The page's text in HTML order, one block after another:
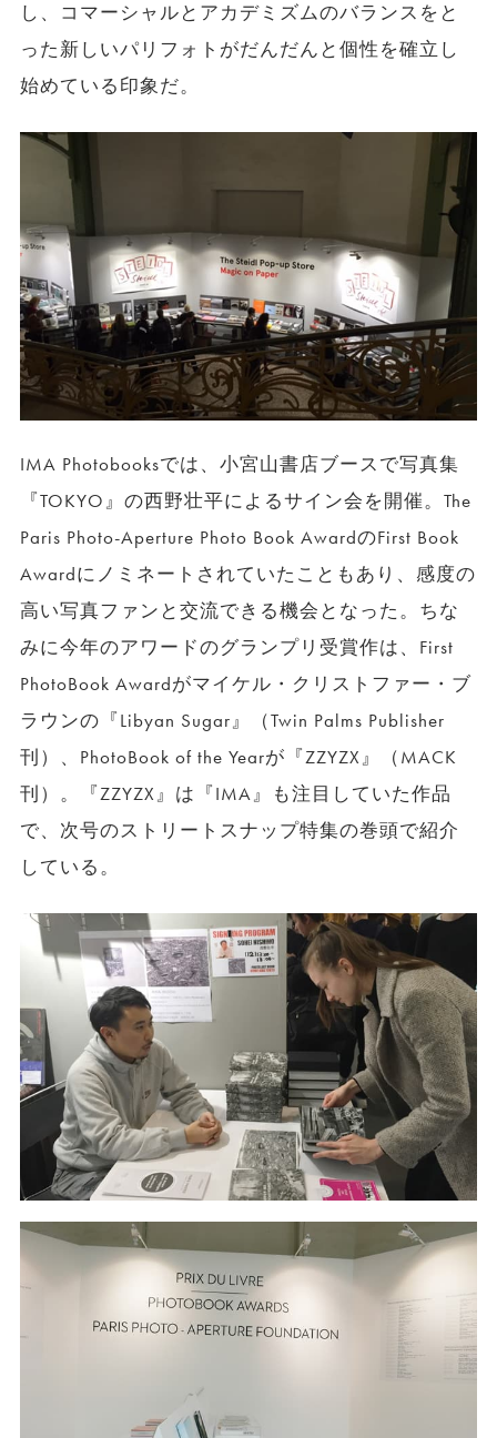
し、コマーシャルとアカデミズムのバランスをと
った新しいパリフォトがだんだんと個性を確立し
始めている印象だ。
IMA Photobooksでは、小宮山書店ブースで写真集
『TOKYO』の西野壮平によるサイン会を開催。The
Paris Photo-Aperture Photo Book AwardのFirst Book
Awardにノミネートされていたこともあり、感度の
高い写真ファンと交流できる機会となった。ちな
みに今年のアワードのグランプリ受賞作は、First
PhotoBook Awardがマイケル・クリストファー・ブ
ラウンの『Libyan Sugar』（Twin Palms Publisher
刊）、PhotoBook of the Yearが『ZZYZX』（MACK
刊）。『ZZYZX』は『IMA』も注目していた作品
で、次号のストリートスナップ特集の巻頭で紹介
している。